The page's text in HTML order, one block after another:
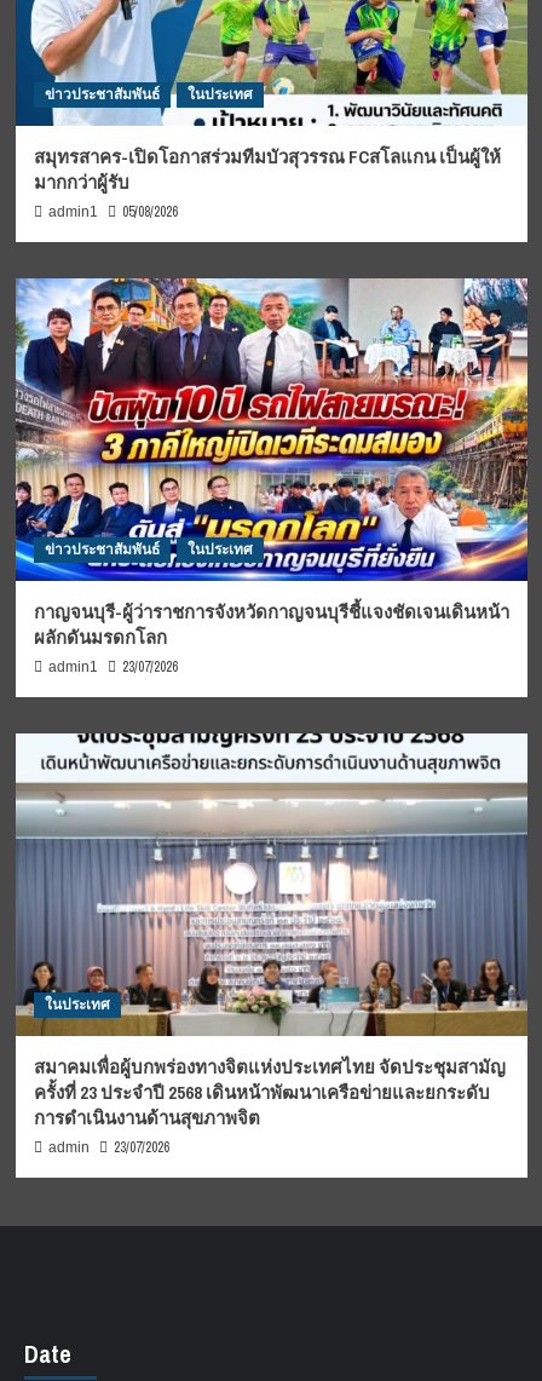
ข่าวประชาสัมพันธ์ ในประเทศ
สมุทรสาคร-เปิดโอกาสร่วมทีมบัวสุวรรณ FCสโลแกน เป็นผู้ให้
มากกว่าผู้รับ
admin1 05/08/2026
ข่าวประชาสัมพันธ์ ในประเทศ
กาญจนบุรี-ผู้ว่าราชการจังหวัดกาญจนบุรีชี้แจงชัดเจนเดินหน้า
ผลักดันมรดกโลก
admin1 23/07/2026
ในประเทศ
สมาคมเพื่อผู้บกพร่องทางจิตแห่งประเทศไทย จัดประชุมสามัญ
ครั้งที่ 23 ประจำปี 2568 เดินหน้าพัฒนาเครือข่ายและยกระดับ
การดำเนินงานด้านสุขภาพจิต
admin 23/07/2026
Date